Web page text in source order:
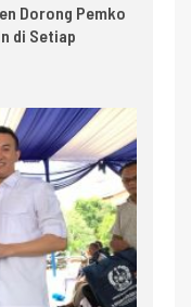
Dorong Pemko
di Setiap